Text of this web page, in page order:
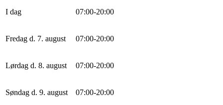
I dag 07:00-20:00
Fredag d. 7. august 07:00-20:00
Lørdag d. 8. august 07:00-20:00
Søndag d. 9. august 07:00-20:00